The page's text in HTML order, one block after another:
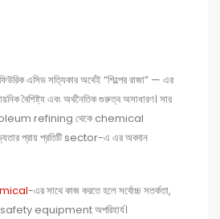
এসিড সত্যিকার অর্থেই “শিল্পের রাজা” — এর
বৈশিষ্ট্য এবং অর্থনৈতিক গুরুত্ব অসাধারণ। সার
refining থেকে chemical
প্রায় প্রতিটি sector-এ এর অবদান
-এর সাথে কাজ করতে হলে সর্বোচ্চ সতর্কতা,
equipment অপরিহার্য।